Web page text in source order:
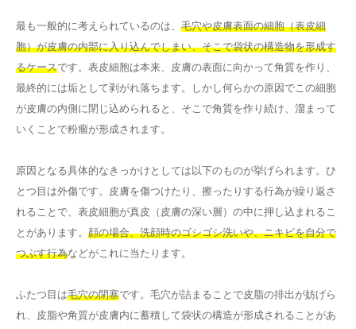
最も一般的に考えられているのは、 毛穴や皮膚表面の細胞（表皮細
胞）が皮膚の内部に入り込んでしまい、そこで袋状の構造物を形成す
るケースです。表皮細胞は本来、皮膚の表面に向かって角質を作り、
最終的には垢として剥がれ落ちます。しかし何らかの原因でこの細胞
が皮膚の内側に閉じ込められると、そこで角質を作り続け、溜まって
いくことで粉瘤が形成されます。
原因となる具体的なきっかけとしては以下のものが挙げられます。ひ
とつ目は外傷です。皮膚を傷つけたり、擦ったりする行為が繰り返さ
れることで、表皮細胞が真皮（皮膚の深い層）の中に押し込まれるこ
とがあります。 顔の場合、洗顔時のゴシゴシ洗いや、ニキビを自分で
つぶす行為などがこれに当たります。
ふたつ目は毛穴の閉塞です。毛穴が詰まることで皮脂の排出が妨げら
れ、皮脂や角質が皮膚内に蓄積して袋状の構造が形成されることがあ